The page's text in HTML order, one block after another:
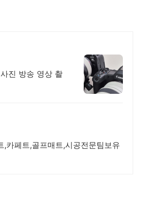
진 방송 영상 촬
카페트,골프매트,시공전문팀보유